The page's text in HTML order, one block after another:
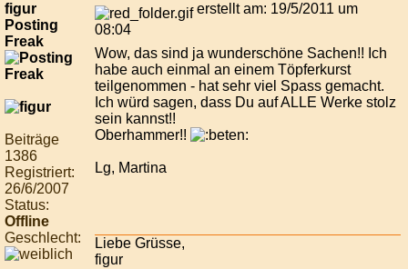
figur
Posting
Freak
Beiträge
1386
Registriert:
26/6/2007
Status:
Offline
Geschlecht:
erstellt am: 19/5/2011 um
08:04
Wow, das sind ja wunderschöne Sachen!! Ich
habe auch einmal an einem Töpferkurst
teilgenommen - hat sehr viel Spass gemacht.
Ich würd sagen, dass Du auf ALLE Werke stolz
sein kannst!!
Oberhammer!!
Lg, Martina
Liebe Grüsse,
figur